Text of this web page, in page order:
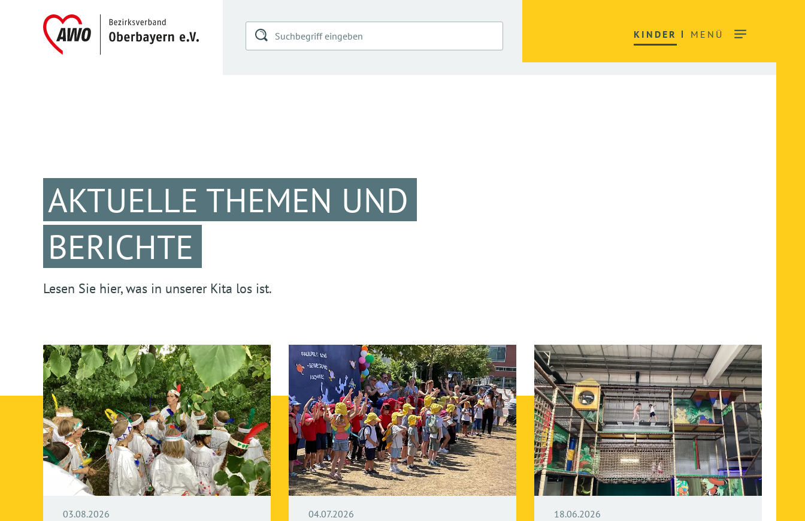
KINDER MENÜ
AKTUELLE THEMEN UND
BERICHTE
Lesen Sie hier, was in unserer Kita los ist.
03.08.2026 04.07.2026 18.06.2026